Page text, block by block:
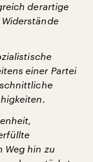
derartige
einer Partei
Weg hin zu